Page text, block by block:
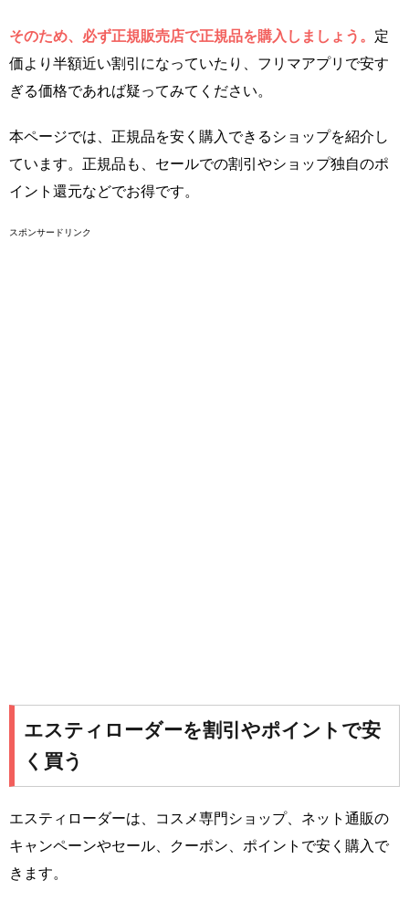
そのため、必ず正規販売店で正規品を購入しましょう。 定
価より半額近い割引になっていたり、フリマアプリで安す
ぎる価格であれば疑ってみてください。
本ページでは、正規品を安く購入できるショップを紹介し
ています。正規品も、セールでの割引やショップ独自のポ
イント還元などでお得です。
スポンサードリンク
エスティローダーを割引やポイントで安
く買う
エスティローダーは、コスメ専門ショップ、ネット通販の
キャンペーンやセール、クーポン、ポイントで安く購入で
きます。